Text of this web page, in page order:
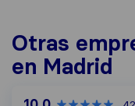
Otras
en Madrid